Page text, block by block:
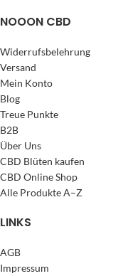
NOOON CBD
Widerrufsbelehrung
Versand
Mein Konto
Blog
Treue Punkte
B2B
Über Uns
CBD Blüten kaufen
CBD Online Shop
Alle Produkte A–Z
LINKS
AGB
Impressum